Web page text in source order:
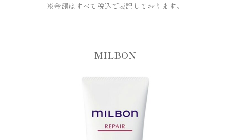
※金額はすべて税込で表記しております。
MILBON